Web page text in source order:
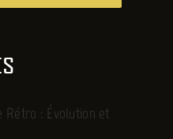
Rétro : Évolution et